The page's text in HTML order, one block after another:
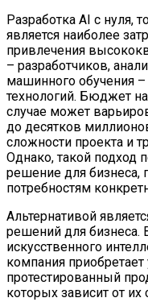
Разработка AI с нуля,
является наиболее
привлечения
– разработчиков,
машинного обучения
технологий. Бюджет
случае может
до десятков
сложности проекта и
Однако, такой подход
решение для
потребностям
Альтернативой
решений для бизнеса.
искусственного
компания
протестированный
которых зависит от